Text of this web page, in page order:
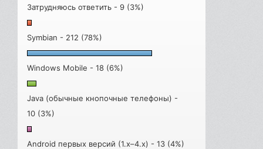
Затрудняюсь ответить - 9 (3%)
Symbian - 212 (78%)
Windows Mobile - 18 (6%)
Java (обычные кнопочные телефоны) -
10 (3%)
Android первых версий (1.x–4.x) - 13 (4%)